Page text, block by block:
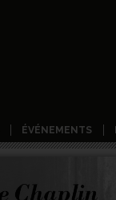
ÉVÉNEMENTS